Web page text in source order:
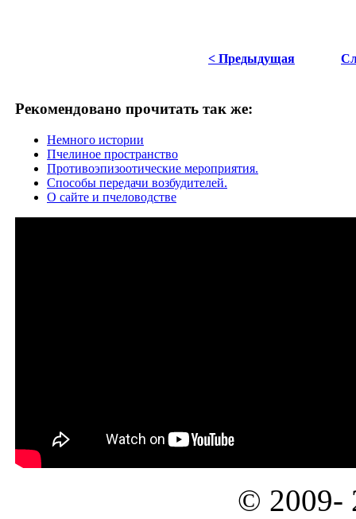
< Предыдущая
Рекомендовано прочитать так же:
Немного истории
Пчелиное пространство
Противоэпизоотические мероприятия.
Способы передачи возбудителей.
О сайте и пчеловодстве
© 2009-